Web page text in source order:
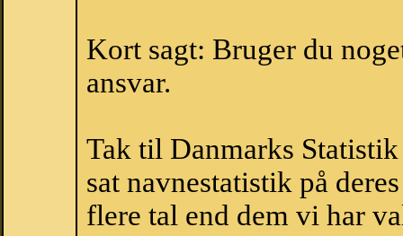
Kort sagt: Bruger du
ansvar.
Tak til Danmarks
sat navnestatistik på
flere tal end dem vi har